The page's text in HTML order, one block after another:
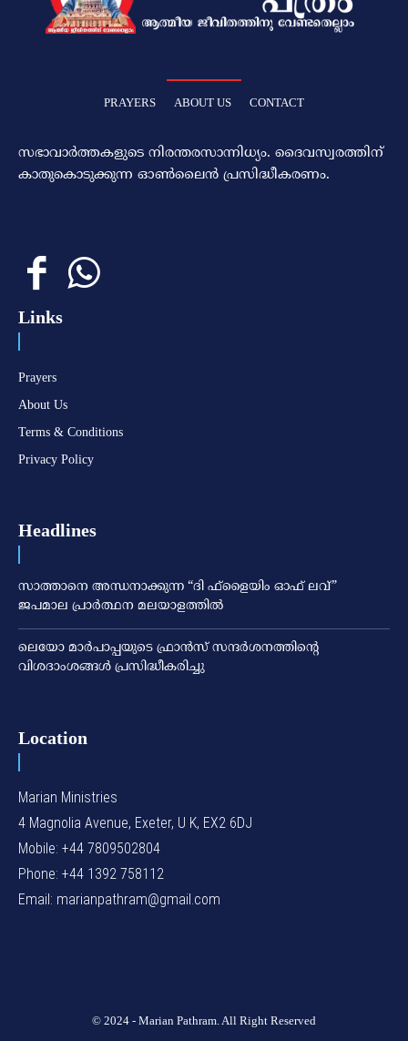
PRAYERS ABOUT US CONTACT
സഭാവാര്‍ത്തകളുടെ നിരന്തരസാന്നിധ്യം. ദൈവസ്വരത്തിന്‌
കാതുകൊടുക്കുന്ന ഓണ്‍ലൈന്‍ പ്രസിദ്ധീകരണം.
Links
Prayers
About Us
Terms & Conditions
Privacy Policy
Headlines
സാത്താനെ അന്ധനാക്കുന്ന “ദി ഫ്‌ളൈയിം ഓഫ് ലവ്”
ജപമാല പ്രാർത്ഥന മലയാളത്തിൽ
ലെയോ മാര്‍പാപ്പയുടെ ഫ്രാന്‍സ് സന്ദര്‍ശനത്തിന്റെ
വിശദാംശങ്ങള്‍ പ്രസിദ്ധീകരിച്ചു
Location
Marian Ministries
4 Magnolia Avenue, Exeter, U K, EX2 6DJ
Mobile: +44 7809502804
Phone: +44 1392 758112
Email: marianpathram@gmail.com
© 2024 - Marian Pathram. All Right Reserved